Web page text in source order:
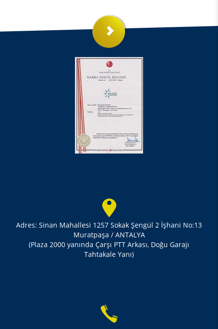
Adres: Sinan Mahallesi 1257 Sokak Şengül 2 İşhani No:13
Muratpaşa / ANTALYA
(Plaza 2000 yanında Çarşı PTT Arkası, Doğu Garajı
Tahtakale Yanı)